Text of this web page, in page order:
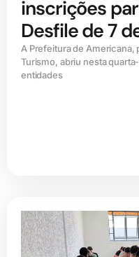
inscrições
Desfile de 7
A Prefeitura de Americana,
Turismo, abriu nesta
entidades